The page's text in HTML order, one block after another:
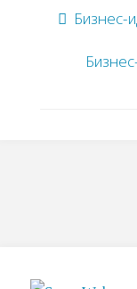
Бизнес-